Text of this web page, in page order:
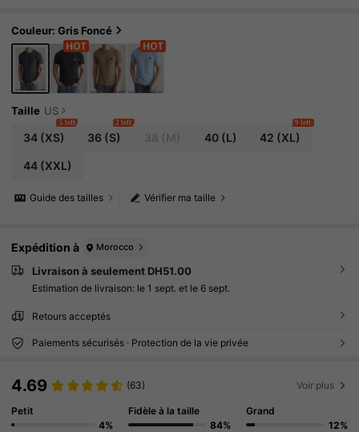
Couleur: Gris Foncé
Taille US
34(XS)
5 left
36 (S)
2 left
40(L) 42 (XL)
9 left
44(XXL)
Vérifier ma taille
Guide des tailles
Expédition à Morocco
Livraison à seulement DH51.00
Estimation de livraison: le 1 sept. et le 6 sept.
Retours acceptés
Paiements sécurisés · Protection de la vie privée
4.69 (63) Voir plus
Petit
4%
Fidèle à la taille
84%
Grand
12%